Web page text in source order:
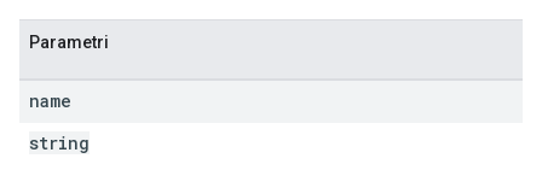
Parametri
name
string